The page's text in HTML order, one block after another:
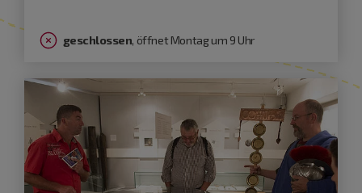
geschlossen, öffnet Montag um 9 Uhr